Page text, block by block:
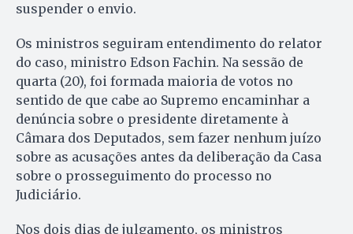
suspender o envio.
Os ministros seguiram entendimento do relator
do caso, ministro Edson Fachin. Na sessão de
quarta (20), foi formada maioria de votos no
sentido de que cabe ao Supremo encaminhar a
denúncia sobre o presidente diretamente à
Câmara dos Deputados, sem fazer nenhum juízo
sobre as acusações antes da deliberação da Casa
sobre o prosseguimento do processo no
Judiciário.
Nos dois dias de julgamento, os ministros